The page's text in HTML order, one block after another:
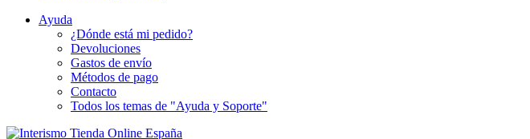
Ayuda
¿Dónde está mi pedido?
Devoluciones
Gastos de envío
Métodos de pago
Contacto
Todos los temas de "Ayuda y Soporte"